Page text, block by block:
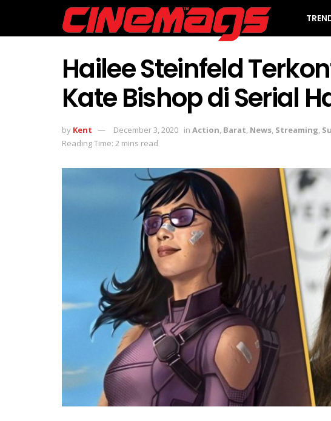
Hailee Steinfeld
Kate Bishop di Serial
by Kent December 3, 2020 in Action, Barat, News, Streaming,
Reading Time: 2 mins read